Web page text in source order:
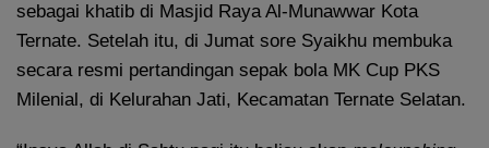
sebagai khatib di Masjid Raya Al-Munawwar Kota
Ternate. Setelah itu, di Jumat sore Syaikhu membuka
secara resmi pertandingan sepak bola MK Cup PKS
Milenial, di Kelurahan Jati, Kecamatan Ternate Selatan.